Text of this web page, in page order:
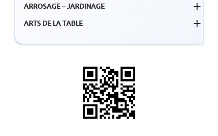
ARROSAGE – JARDINAGE 
ARTS DE LA TABLE 